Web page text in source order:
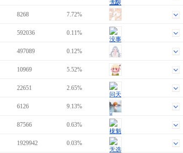
8268 7.72%
592036 0.11%
497089 0.12%
10969 5.52%
22651 2.65%
6126 9.13%
87566 0.63%
1929942 0.03%